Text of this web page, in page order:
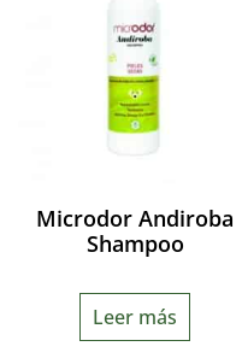
Microdor Andiroba
Shampoo
Leer más